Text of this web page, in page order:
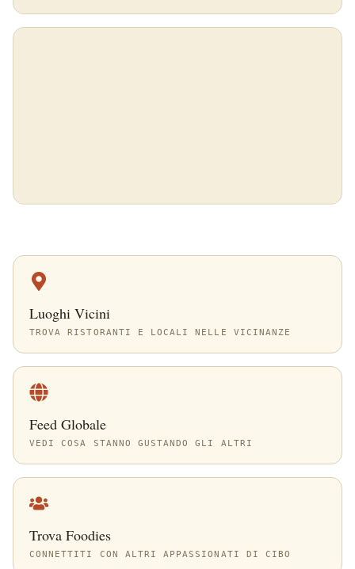
Luoghi Vicini
TROVA RISTORANTI E LOCALI NELLE VICINANZE
Feed Globale
VEDI COSA STANNO GUSTANDO GLI ALTRI
Trova Foodies
CONNETTITI CON ALTRI APPASSIONATI DI CIBO